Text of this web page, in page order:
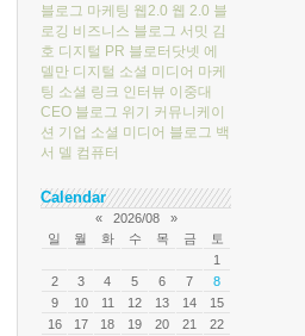
블로그 마케팅 웹2.0 웹 2.0 블
로깅 비즈니스 블로그 서밋 김
호 디지털 PR 블로터닷넷 에
델만 디지털 소셜 미디어 마케
팅 소셜 링크 인터뷰 이중대
CEO 블로그 위기 커뮤니케이
션 기업 소셜 미디어 블로그 백
서 델 컴퓨터
Calendar
« 2026/08
»
일
월 화 수 목 금
토
1
2
3 4 5 6 7
8
9
10 11 12 13 14
15
16
17 18 19 20 21
22